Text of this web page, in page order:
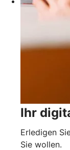
Ihr
Erledigen
Sie wollen.